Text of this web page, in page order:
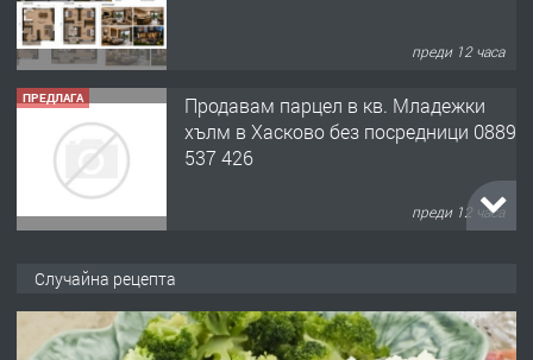
преди 12 часа
ПРЕДЛАГА
Продавам парцел в кв. Младежки
хълм в Хасково без посредници 0889
537 426
преди 12 часа
Случайна рецепта